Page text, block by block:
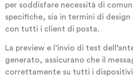
per soddisfare necessità di
specifiche, sia in termini di
con tutti i client di posta.
La preview e l’invio di test
generato, assicurano che il
correttamente su tutti i